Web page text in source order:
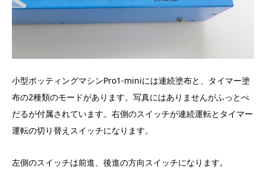
小型ポッティングマシンPro1-miniには連続塗布と、タイマー塗
布の2種類のモードがあります。写真にはありませんがふっとべ
だるが付属されています。右側のスイッチが連続運転とタイマー
運転の切り替えスイッチになります。
左側のスイッチは前進、後進の方向スイッチになります。